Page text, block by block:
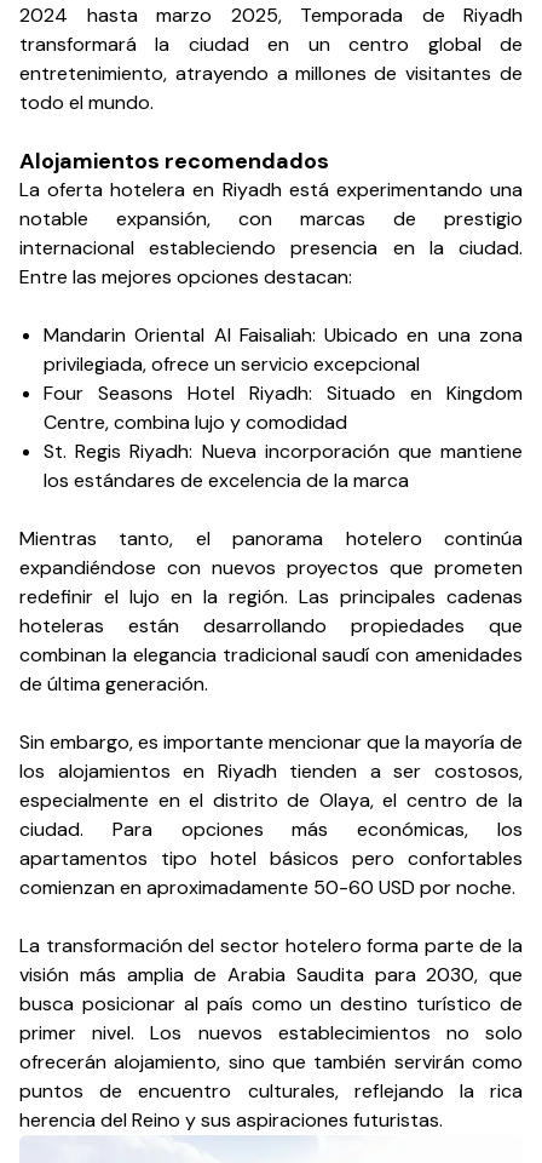
2024 hasta marzo 2025, Temporada de Riyadh
transformará la ciudad en un centro global de
entretenimiento, atrayendo a millones de visitantes de
todo el mundo.
Alojamientos recomendados
La oferta hotelera en Riyadh está experimentando una
notable expansión, con marcas de prestigio
internacional estableciendo presencia en la ciudad.
Entre las mejores opciones destacan:
Mandarin Oriental Al Faisaliah: Ubicado en una zona
privilegiada, ofrece un servicio excepcional
Four Seasons Hotel Riyadh: Situado en Kingdom
Centre, combina lujo y comodidad
St. Regis Riyadh: Nueva incorporación que mantiene
los estándares de excelencia de la marca
Mientras tanto, el panorama hotelero continúa
expandiéndose con nuevos proyectos que prometen
redefinir el lujo en la región. Las principales cadenas
hoteleras están desarrollando propiedades que
combinan la elegancia tradicional saudí con amenidades
de última generación.
Sin embargo, es importante mencionar que la mayoría de
los alojamientos en Riyadh tienden a ser costosos,
especialmente en el distrito de Olaya, el centro de la
ciudad. Para opciones más económicas, los
apartamentos tipo hotel básicos pero confortables
comienzan en aproximadamente 50-60 USD por noche.
La transformación del sector hotelero forma parte de la
visión más amplia de Arabia Saudita para 2030, que
busca posicionar al país como un destino turístico de
primer nivel. Los nuevos establecimientos no solo
ofrecerán alojamiento, sino que también servirán como
puntos de encuentro culturales, reflejando la rica
herencia del Reino y sus aspiraciones futuristas.